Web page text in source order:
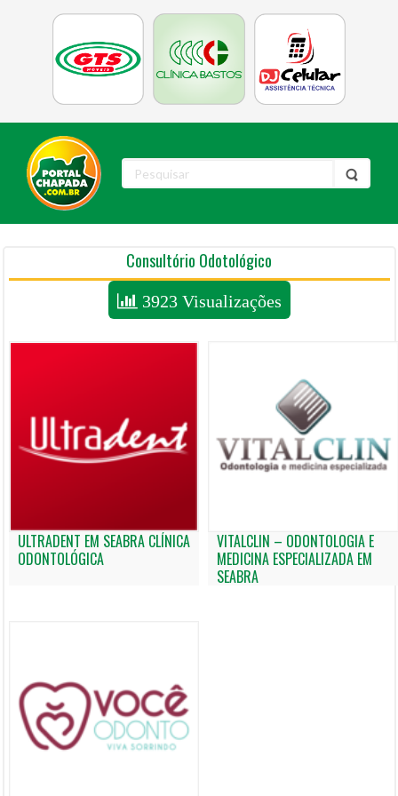
Consultório Odotológico
3923 Visualizações
ULTRADENT EM SEABRA CLÍNICA
ODONTOLÓGICA
VITALCLIN – ODONTOLOGIA E
MEDICINA ESPECIALIZADA EM
SEABRA